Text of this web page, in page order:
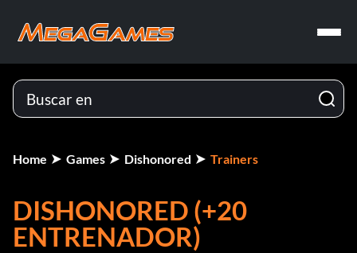
Home Games Dishonored Trainers
DISHONORED (+20
ENTRENADOR)